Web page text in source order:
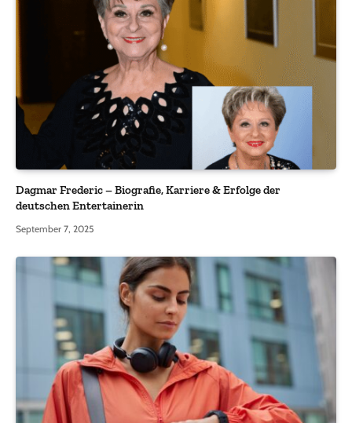
Dagmar Frederic – Biografie, Karriere & Erfolge der
deutschen Entertainerin
September 7, 2025